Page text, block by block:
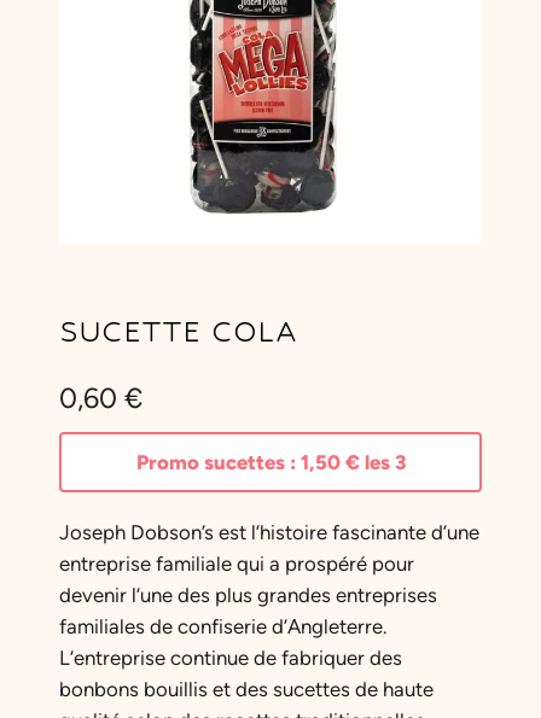
SUCETTE COLA
0,60 €
Promo sucettes : 1,50 €les 3
Joseph Dobson’s est l’histoire fascinante d’une
entreprise familiale qui a prospéré pour
devenir l’une des plus grandes entreprises
familiales de confiserie d’Angleterre.
L’entreprise continue de fabriquer des
bonbons bouillis et des sucettes de haute